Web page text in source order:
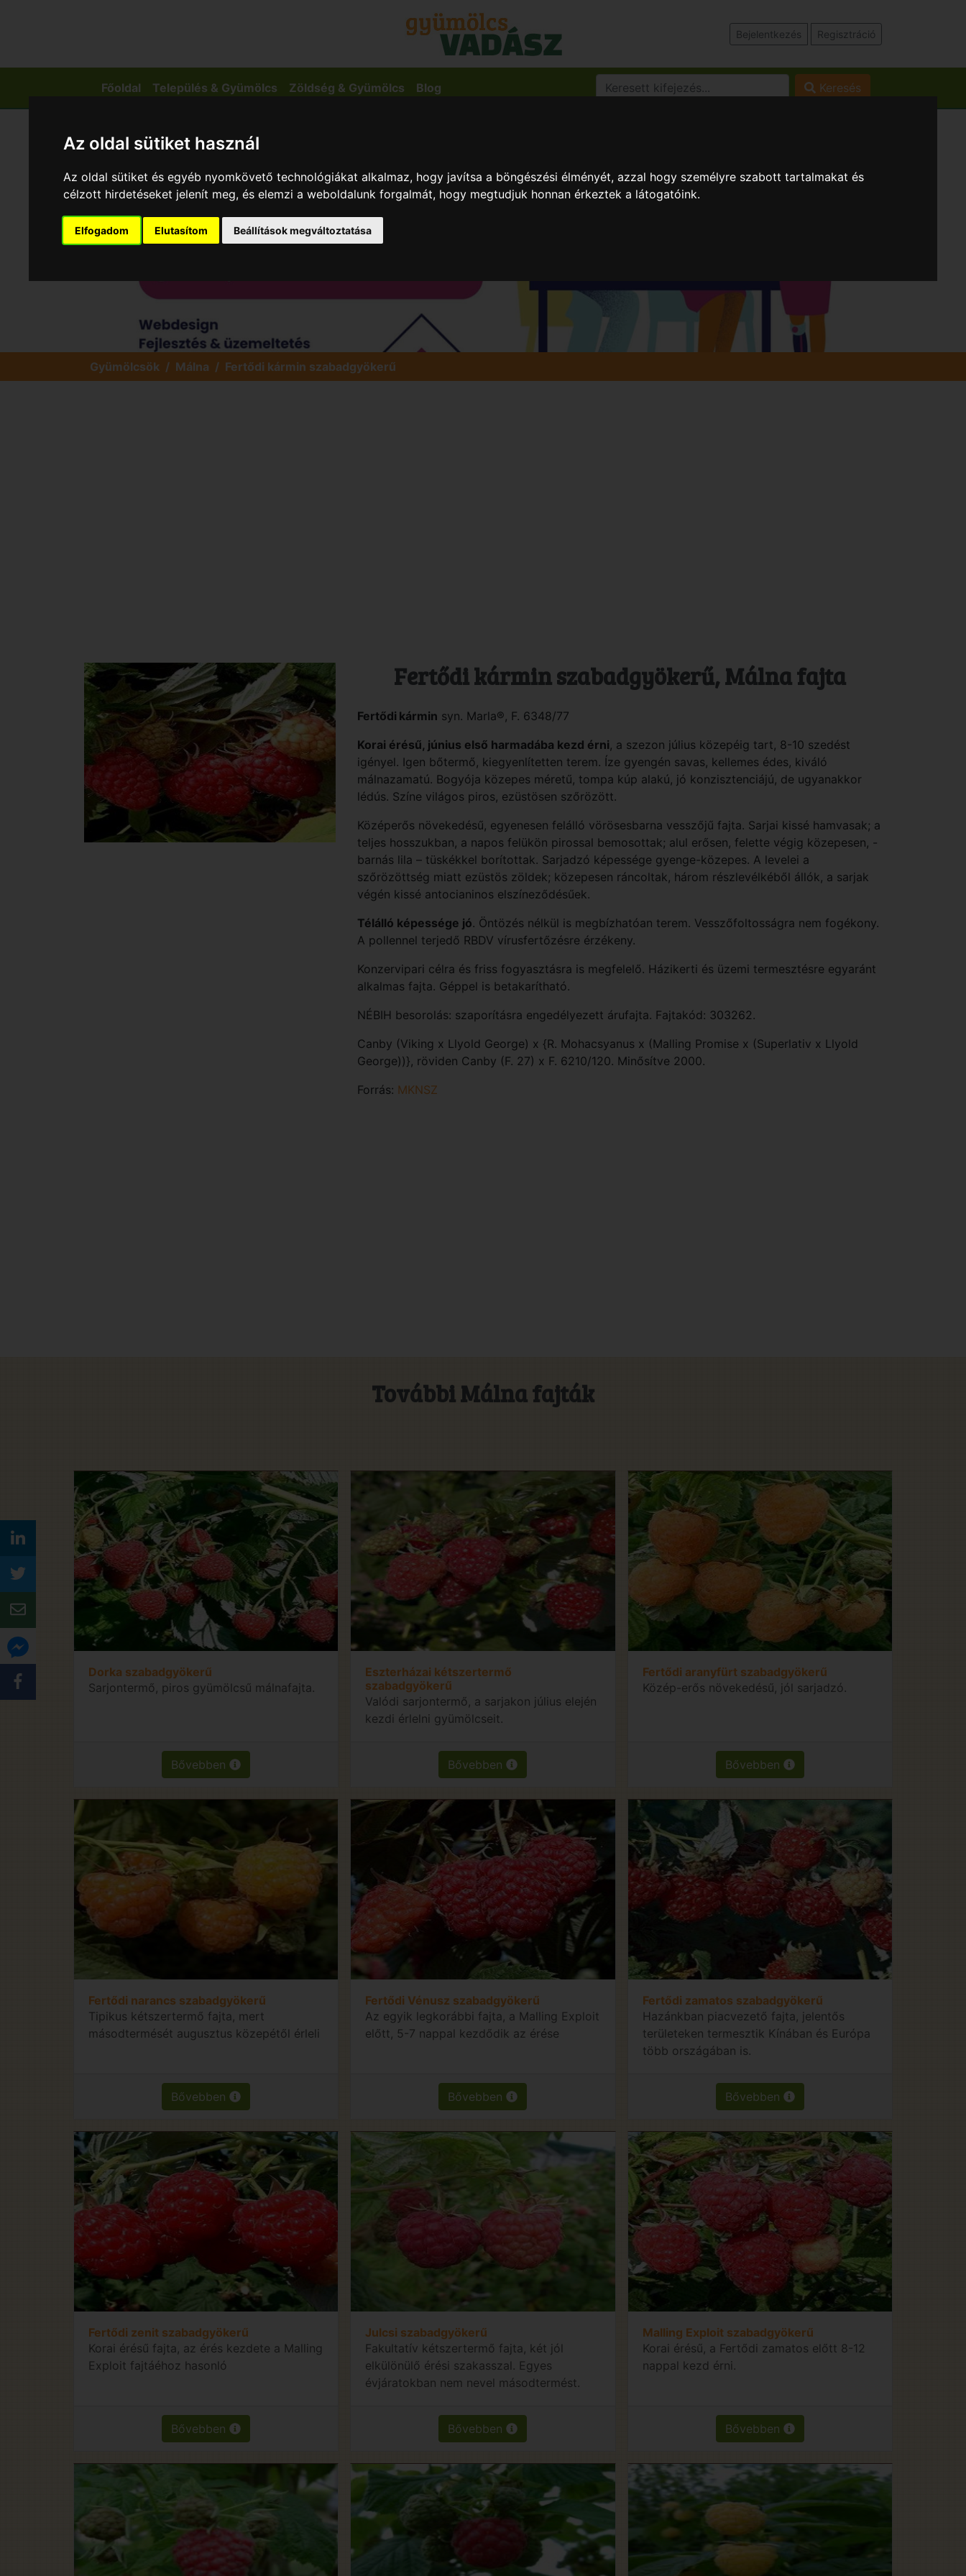
Az oldal sütiket használ
Az oldal sütiket és egyéb nyomkövető technológiákat alkalmaz, hogy javítsa a böngészési élményét, azzal hogy személyre szabott tartalmakat és
célzott hirdetéseket jelenít meg, és elemzi a weboldalunk forgalmát, hogy megtudjuk honnan érkeztek a látogatóink.
Elfogadom Elutasítom Beállítások megváltoztatása
Bejelentkezés Regisztráció
Főoldal Település & Gyümölcs Zöldség & Gyümölcs Blog Keresés
Gyümölcsök Málna Fertődi kármin szabadgyökerű
Fertődi kármin szabadgyökerű, Málna fajta
Fertődi kármin syn. Marla®, F. 6348/77
Korai érésű, június első harmadába kezd érni, a szezon július közepéig tart, 8-10 szedést
igényel. Igen bőtermő, kiegyenlítetten terem. Íze gyengén savas, kellemes édes, kiváló
málnazamatú. Bogyója közepes méretű, tompa kúp alakú, jó konzisztenciájú, de ugyanakkor
lédús. Színe világos piros, ezüstösen szőrözött.
Középerős növekedésű, egyenesen felálló vörösesbarna vesszőjű fajta. Sarjai kissé hamvasak; a
teljes hosszukban, a napos felükön pirossal bemosottak; alul erősen, felette végig közepesen, -
barnás lila – tüskékkel borítottak. Sarjadzó képessége gyenge-közepes. A levelei a
szőrözöttség miatt ezüstös zöldek; közepesen ráncoltak, három részlevélkéből állók, a sarjak
végén kissé antocianinos elszíneződésűek.
Télálló képessége jó. Öntözés nélkül is megbízhatóan terem. Vesszőfoltosságra nem fogékony.
A pollennel terjedő RBDV vírusfertőzésre érzékeny.
Konzervipari célra és friss fogyasztásra is megfelelő. Házikerti és üzemi termesztésre egyaránt
alkalmas fajta. Géppel is betakarítható.
NÉBIH besorolás: szaporításra engedélyezett árufajta. Fajtakód: 303262.
Canby (Viking x Llyold George) x {R. Mohacsyanus x (Malling Promise x (Superlativ x Llyold
George))}, röviden Canby (F. 27) x F. 6210/120. Minősítve 2000.
Forrás: MKNSZ
További Málna fajták
Dorka szabadgyökerű
Sarjontermő, piros gyümölcsű málnafajta.
Bővebben
Eszterházai kétszertermő
szabadgyökerű
Valódi sarjontermő, a sarjakon július elején
kezdi érlelni gyümölcseit.
Bővebben
Fertődi aranyfürt szabadgyökerű
Közép-erős növekedésű, jól sarjadzó.
Bővebben
Fertődi narancs szabadgyökerű
Tipikus kétszertermő fajta, mert
másodtermését augusztus közepétől érleli
Bővebben
Fertődi Vénusz szabadgyökerű
Az egyik legkorábbi fajta, a Malling Exploit
előtt, 5-7 nappal kezdődik az érése
Bővebben
Fertődi zamatos szabadgyökerű
Hazánkban piacvezető fajta, jelentős
területeken termesztik Kínában és Európa
több országában is.
Bővebben
Fertődi zenit szabadgyökerű
Korai érésű fajta, az érés kezdete a Malling
Exploit fajtáéhoz hasonló
Bővebben
Julcsi szabadgyökerű
Fakultatív kétszertermő fajta, két jól
elkülönülő érési szakasszal. Egyes
évjáratokban nem nevel másodtermést.
Bővebben
Malling Exploit szabadgyökerű
Korai érésű, a Fertődi zamatos előtt 8-12
nappal kezd érni.
Bővebben